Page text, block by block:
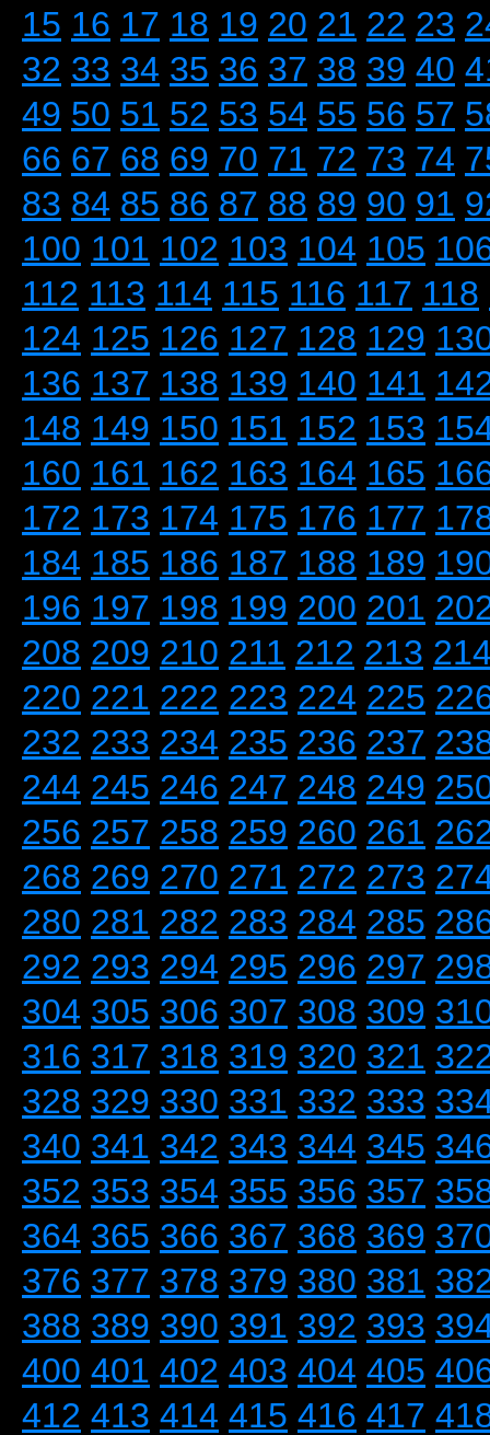
15 16 17 18 19 20 21 22 23
32 33 34 35 36 37 38 39 40
49 50 51 52 53 54 55 56 57
66 67 68 69 70 71 72 73 74
83 84 85 86 87 88 89 90 91
100 101 102 103 104 105
112 113 114 115 116 117 118
124 125 126 127 128 129
136 137 138 139 140 141
148 149 150 151 152 153
160 161 162 163 164 165
172 173 174 175 176 177
184 185 186 187 188 189
196 197 198 199 200 201
208 209 210 211 212 213
220 221 222 223 224 225
232 233 234 235 236 237
244 245 246 247 248 249
256 257 258 259 260 261
268 269 270 271 272 273
280 281 282 283 284 285
292 293 294 295 296 297
304 305 306 307 308 309
316 317 318 319 320 321
328 329 330 331 332 333
340 341 342 343 344 345
352 353 354 355 356 357
364 365 366 367 368 369
376 377 378 379 380 381
388 389 390 391 392 393
400 401 402 403 404 405
412 413 414 415 416 417